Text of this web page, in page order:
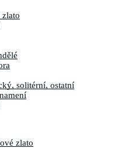
solitérní, ostatní
zlato